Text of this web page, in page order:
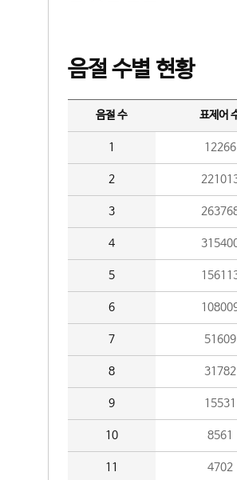
음절 수별 현황
음절 수 표제어
1 12266
2
3
4
5
6
7 51609
8 31782
9 15531
10 8561
11 4702